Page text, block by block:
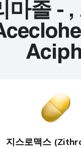
건강
증제
생충제
뷰
피
발
마졸 -
지스로맥스